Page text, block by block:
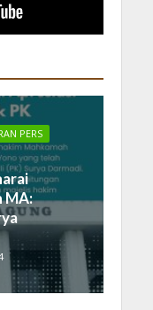
PERS
MA: